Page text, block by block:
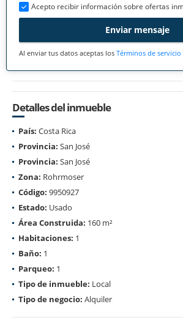
Acepto recibir información sobre ofertas
Enviar mensaje
Al enviar tus datos aceptas los Términos de
Detalles del inmueble
País: Costa Rica
Provincia: San José
Provincia: San José
Zona: Rohrmoser
Código: 9950927
Estado: Usado
Área Construida: 160 m²
Habitaciones: 1
Baño: 1
Parqueo: 1
Tipo de inmueble: Local
Tipo de negocio: Alquiler